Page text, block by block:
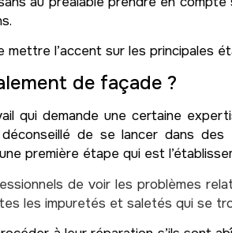
l’accent sur les principales
de façade ?
qui demande une certaine
de se lancer dans
première étape qui est
de voir les problèmes
les impuretés et saletés qui se